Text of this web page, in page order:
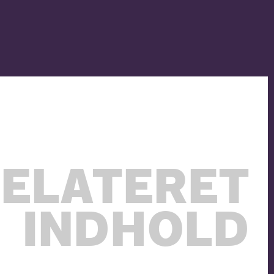
INDHOLD